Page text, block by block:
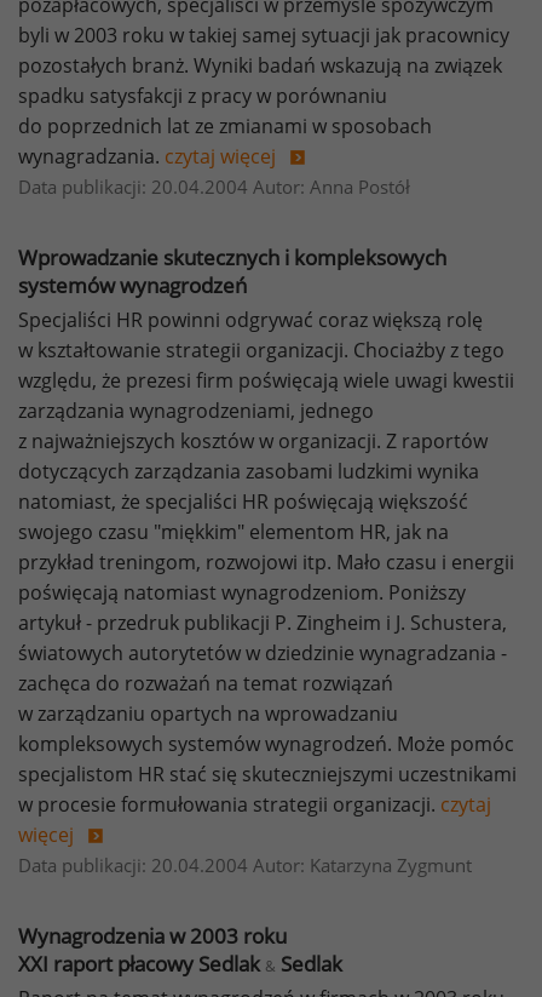
byli w 2003 roku w takiej samej sytuacji jak pracownicy
pozostałych branż. Wyniki badań wskazują na związek
spadku satysfakcji z pracy w porównaniu
do poprzednich lat ze zmianami w sposobach
wynagradzania. czytaj więcej
Data publikacji: 20.04.2004 Autor: Anna Postół
Wprowadzanie skutecznych i kompleksowych
systemów wynagrodzeń
Specjaliści HR powinni odgrywać coraz większą rolę
w kształtowanie strategii organizacji. Chociażby z tego
względu, że prezesi firm poświęcają wiele uwagi kwestii
zarządzania wynagrodzeniami, jednego
z najważniejszych kosztów w organizacji. Z raportów
dotyczących zarządzania zasobami ludzkimi wynika
natomiast, że specjaliści HR poświęcają większość
swojego czasu "miękkim" elementom HR, jak na
przykład treningom, rozwojowi itp. Mało czasu i energii
poświęcają natomiast wynagrodzeniom. Poniższy
artykuł - przedruk publikacji P. Zingheim i J. Schustera,
światowych autorytetów w dziedzinie wynagradzania -
zachęca do rozważań na temat rozwiązań
w zarządzaniu opartych na wprowadzaniu
kompleksowych systemów wynagrodzeń. Może pomóc
specjalistom HR stać się skuteczniejszymi uczestnikami
w procesie formułowania strategii organizacji. czytaj
więcej
Data publikacji: 20.04.2004 Autor: Katarzyna Zygmunt
Wynagrodzenia w 2003 roku
XXI raport płacowy Sedlak & Sedlak